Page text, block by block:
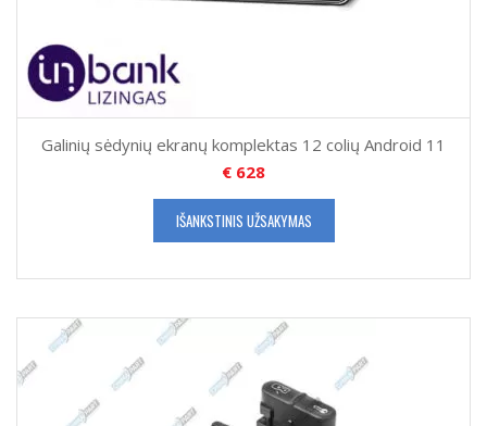
Galinių sėdynių ekranų komplektas 12 colių Android 11
€ 628
IŠANKSTINIS UŽSAKYMAS